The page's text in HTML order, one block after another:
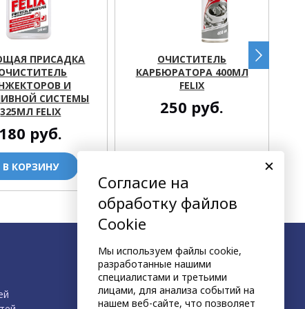
ПРИСАДКА
И
СИСТЕМЫ
325МЛ FELIX
180 руб.
В КОРЗИНУ
ОЧИСТИТЕЛЬ
КАРБЮРАТОРА 400МЛ
FELIX
250 руб.
Согласие на
обработку файлов
Cookie
Мы используем файлы cookie,
разработанные нашими
специалистами и третьими
лицами, для анализа событий на
нашем веб-сайте, что позволяет